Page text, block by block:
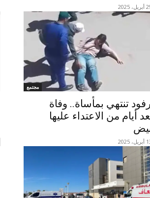
2025
مجتمع
تنتهي بمأساة.. وفاة
أيام من الاعتداء عليها
2025